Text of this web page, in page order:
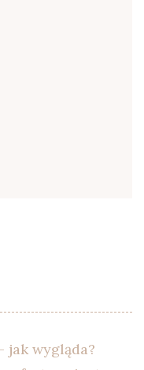
jak wygląda?